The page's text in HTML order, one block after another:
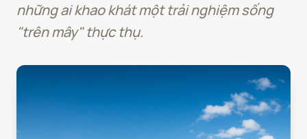
những ai khao khát một trải nghiệm sống
"trên mây" thực thụ.